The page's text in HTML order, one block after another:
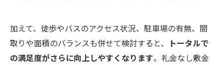
加えて、徒歩やバスのアクセス状況、駐車場の有無、間
取りや面積のバランスも併せて検討すると、
トータルで
の満足度がさらに向上しやすくなります。礼金なし敷金